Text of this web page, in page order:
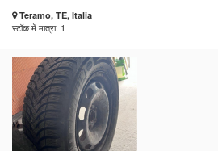
Teramo, TE, Italia
स्टॉक में मात्रा: 1